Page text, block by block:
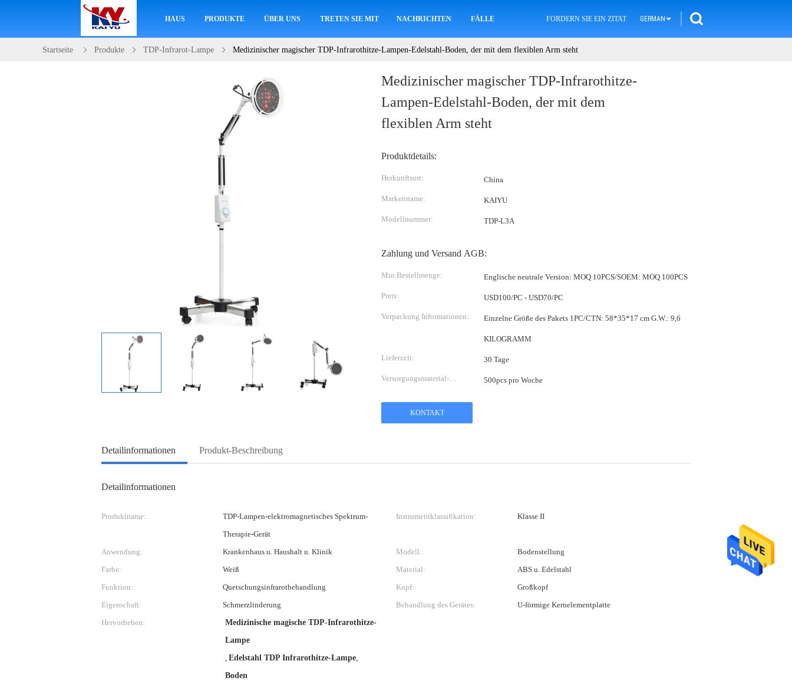
HAUS PRODUKTE ÜBER UNS TRETEN SIE MIT UNS IN VERBINDUNG
NACHRICHTEN FÄLLE FORDERN SIE EIN ZITAT GERMAN
Startseite Produkte TDP-Infrarot-Lampe Medizinischer magischer TDP-Infrarothitze-Lampen-Edelstahl-Boden, der mit dem flexiblen Arm steht
Medizinischer magischer TDP-Infrarothitze-
Lampen-Edelstahl-Boden, der mit dem
flexiblen Arm steht
Produktdetails:
Herkunftsort: China
Markenname: KAIYU
Modellnummer: TDP-L3A
Zahlung und Versand AGB:
Min Bestellmenge: Englische neutrale Version: MOQ 10PCS/SOEM: MOQ 100PCS
Preis: USD100/PC - USD70/PC
Verpackung Informationen: Einzelne Größe des Pakets 1PC/CTN: 58*35*17 cm G.W.: 9,6
KILOGRAMM
Lieferzeit: 30 Tage
Versorgungsmaterial-
500pcs pro Woche
KONTAKT
Detailinformationen Produkt-Beschreibung
Detailinformationen
Produktname:
TDP-Lampen-elektromagnetisches Spektrum-
Therapie-Gerät
Instrumentklassifikation: Klasse II
Anwendung: Krankenhaus u. Haushalt u. Klinik Modell:
Bodenstellung
Farbe:
Weiß Material:
ABS u. Edelstahl
Funktion:
Quetschungsinfrarotbehandlung Kopf:
Großkopf
Eigenschaft:
Schmerzlinderung Behandlung des Gerätes:
U-förmige Kernelementplatte
Hervorheben:
Medizinische magische TDP-Infrarothitze-
Lampe
, Edelstahl TDP Infrarothitze-Lampe,
Boden